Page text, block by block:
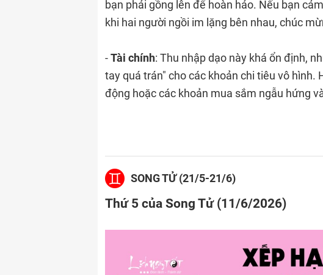
bạn phải gồng lên để hoàn hảo. Nếu bạn
khi hai người ngồi im lặng bên nhau, chúc
-Tài chính: Thu nhập dạo này khá ổn định,
tay quá trán" cho các khoản chi tiêu vô hình.
động hoặc các khoản mua sắm ngẫu hứng
SONG TỬ (21/5-21/6)
Thứ 5 của Song Tử (11/6/2026)